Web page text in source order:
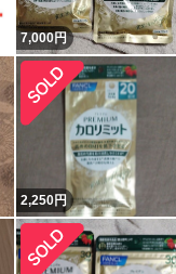
7,000円
2,250円